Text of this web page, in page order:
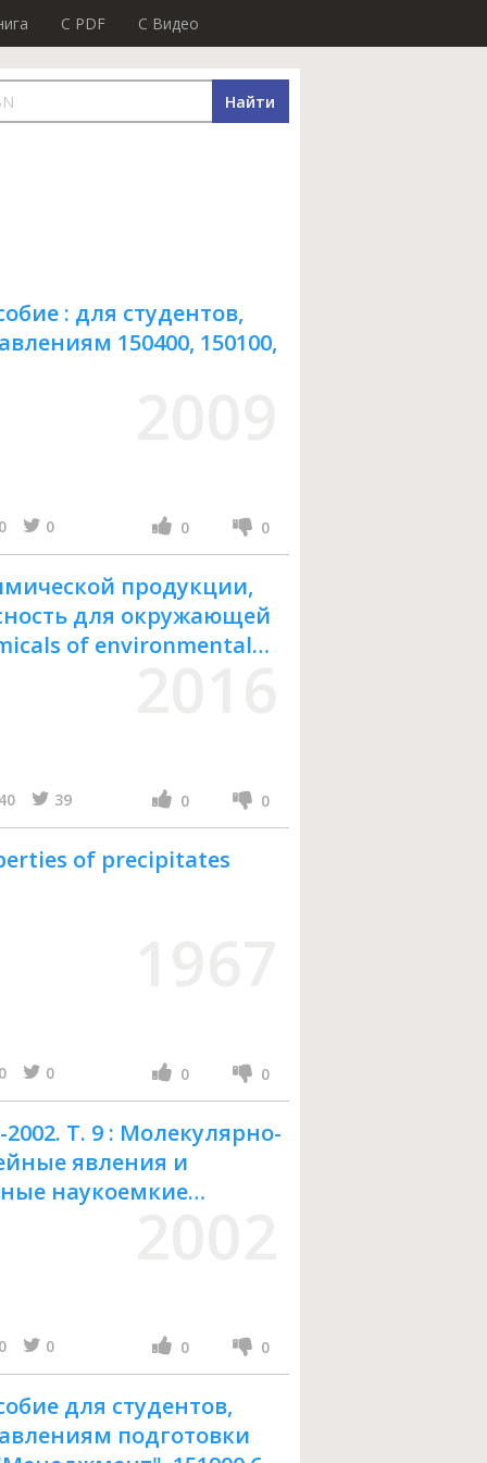
C PDF C Видео
Найти
: для студентов,
150400, 150100,
0 0 0 0
продукции,
для окружающей
of environmental
pH, аcidity and
40 39 0 0
of precipitates
0 0 0 0
Т. 9 : Молекулярно-
явления и
наукоемкие
и компьютерная
0 0 0 0
для студентов,
подготовки